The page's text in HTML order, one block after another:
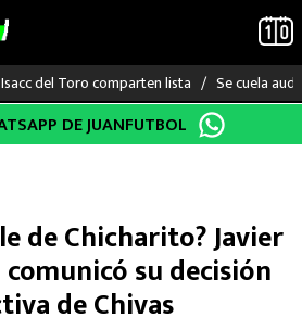
del Toro comparten lista Se cuela
DE JUANFUTBOL
de Chicharito? Javier
su decisión
de Chivas